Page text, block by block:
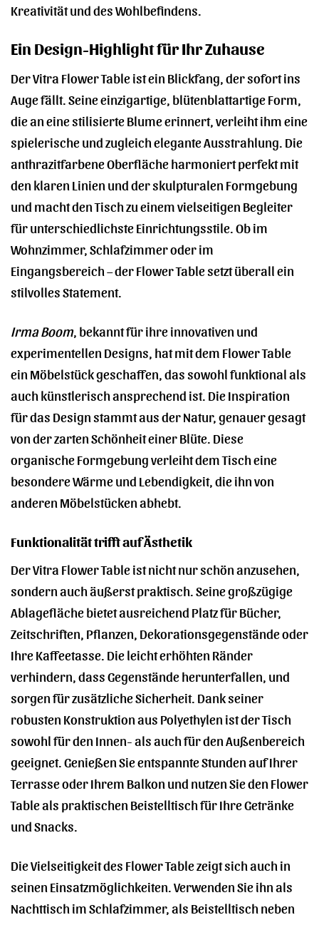
Kreativität und des Wohlbefindens.
Ein Design-Highlight für Ihr Zuhause
Der Vitra Flower Table ist ein Blickfang, der sofort ins
Auge fällt. Seine einzigartige, blütenblattartige Form,
die an eine stilisierte Blume erinnert, verleiht ihm eine
spielerische und zugleich elegante Ausstrahlung. Die
anthrazitfarbene Oberfläche harmoniert perfekt mit
den klaren Linien und der skulpturalen Formgebung
und macht den Tisch zu einem vielseitigen Begleiter
für unterschiedlichste Einrichtungsstile. Ob im
Wohnzimmer, Schlafzimmer oder im
Eingangsbereich – der Flower Table setzt überall ein
stilvolles Statement.
Irma Boom, bekannt für ihre innovativen und
experimentellen Designs, hat mit dem Flower Table
ein Möbelstück geschaffen, das sowohl funktional als
auch künstlerisch ansprechend ist. Die Inspiration
für das Design stammt aus der Natur, genauer gesagt
von der zarten Schönheit einer Blüte. Diese
organische Formgebung verleiht dem Tisch eine
besondere Wärme und Lebendigkeit, die ihn von
anderen Möbelstücken abhebt.
Funktionalität trifft auf Ästhetik
Der Vitra Flower Table ist nicht nur schön anzusehen,
sondern auch äußerst praktisch. Seine großzügige
Ablagefläche bietet ausreichend Platz für Bücher,
Zeitschriften, Pflanzen, Dekorationsgegenstände oder
Ihre Kaffeetasse. Die leicht erhöhten Ränder
verhindern, dass Gegenstände herunterfallen, und
sorgen für zusätzliche Sicherheit. Dank seiner
robusten Konstruktion aus Polyethylen ist der Tisch
sowohl für den Innen- als auch für den Außenbereich
geeignet. Genießen Sie entspannte Stunden auf Ihrer
Terrasse oder Ihrem Balkon und nutzen Sie den Flower
Table als praktischen Beistelltisch für Ihre Getränke
und Snacks.
Die Vielseitigkeit des Flower Table zeigt sich auch in
seinen Einsatzmöglichkeiten. Verwenden Sie ihn als
Nachttisch im Schlafzimmer, als Beistelltisch neben